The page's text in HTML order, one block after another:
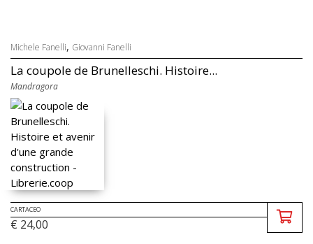
Michele Fanelli, Giovanni Fanelli
La coupole de Brunelleschi. Histoire...
Mandragora
CARTACEO
€ 24,00